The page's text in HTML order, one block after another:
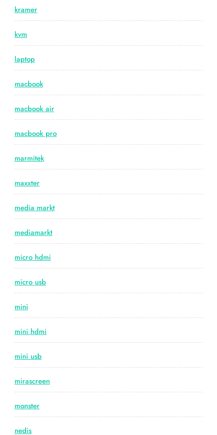
kramer
kvm
laptop
macbook
macbook air
macbook pro
marmitek
maxxter
media markt
mediamarkt
micro hdmi
micro usb
mini
mini hdmi
mini usb
mirascreen
monster
nedis